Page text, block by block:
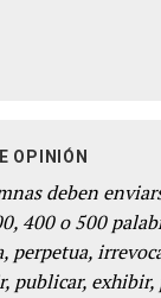
OPINIÓN
deben
400 o 500
perpetua,
publicar, exhibir,